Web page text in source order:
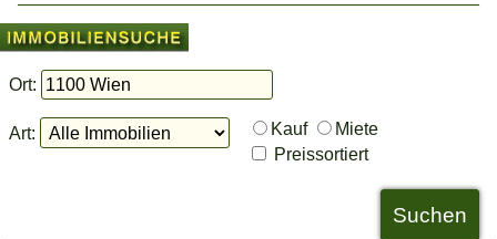
Ort:
Art: Kauf
Miete
Preissortiert